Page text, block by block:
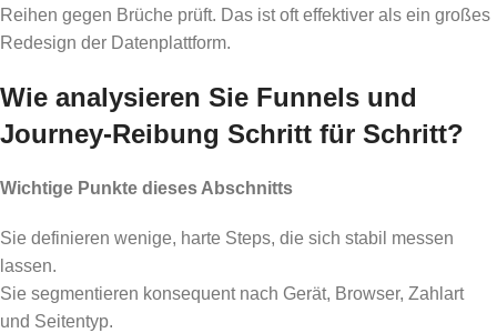
Reihen gegen Brüche prüft. Das ist oft effektiver als ein großes
Redesign der Datenplattform.
Wie analysieren Sie Funnels und
Journey-Reibung Schritt für Schritt?
Wichtige Punkte dieses Abschnitts
Sie definieren wenige, harte Steps, die sich stabil messen
lassen.
Sie segmentieren konsequent nach Gerät, Browser, Zahlart
und Seitentyp.